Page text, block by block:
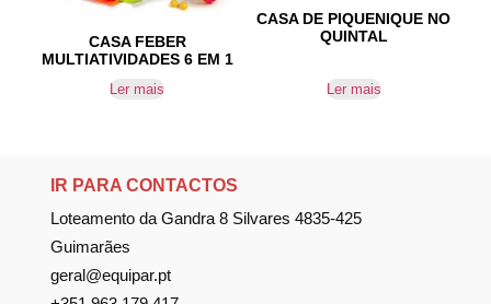
CASA FEBER
MULTIATIVIDADES 6 EM 1
Ler mais
CASA DE PIQUENIQUE NO
QUINTAL
Ler mais
IR PARA CONTACTOS
Loteamento da Gandra 8 Silvares 4835-425
Guimarães
geral@equipar.pt